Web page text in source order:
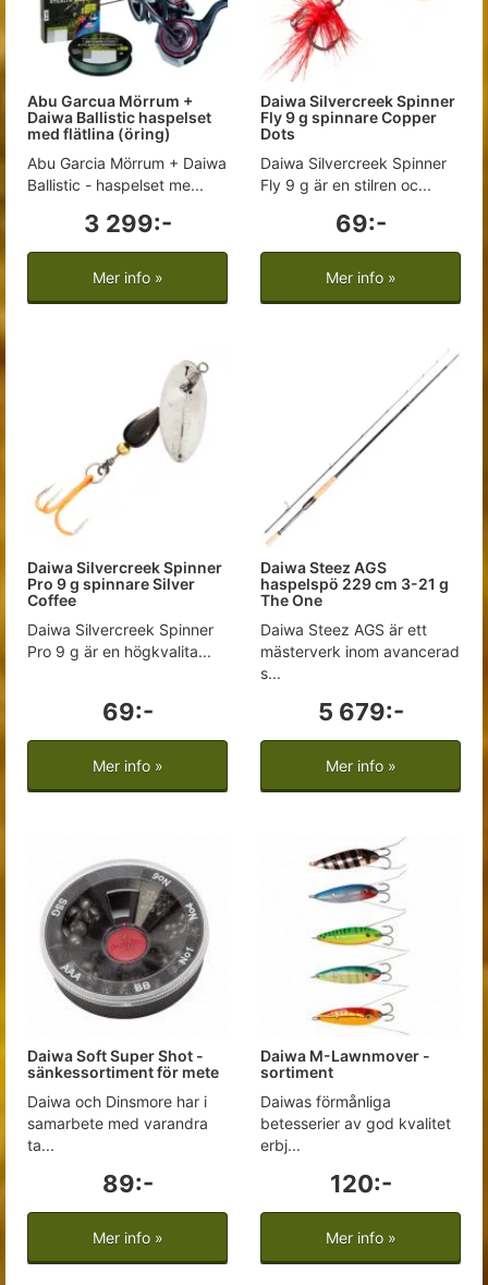
Abu Garcua Mörrum +
Daiwa Ballistic haspelset
med flätlina (öring)
Abu Garcia Mörrum + Daiwa
Ballistic - haspelset me...
3 299:-
Mer info »
Daiwa Silvercreek Spinner
Fly 9 g spinnare Copper
Dots
Daiwa Silvercreek Spinner
Fly 9 g är en stilren oc...
69:-
Mer info »
Daiwa Silvercreek Spinner
Pro 9 g spinnare Silver
Coffee
Daiwa Silvercreek Spinner
Pro 9 g är en högkvalita...
69:-
Mer info »
Daiwa Steez AGS
haspelspö 229 cm 3-21 g
The One
Daiwa Steez AGS är ett
mästerverk inom avancerad
s...
5 679:-
Mer info »
Daiwa Soft Super Shot -
sänkessortiment för mete
Daiwa och Dinsmore har i
samarbete med varandra
ta...
89:-
Mer info »
Daiwa M-Lawnmover -
sortiment
Daiwas förmånliga
betesserier av god kvalitet
erbj...
120:-
Mer info »